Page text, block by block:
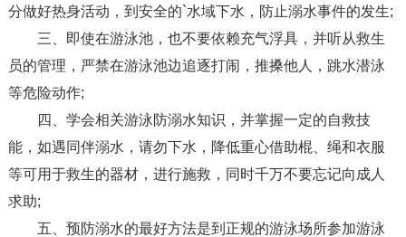
分做好热身活动，到安全的`水域下水，防止溺水事件的发生;
三、即使在游泳池，也不要依赖充气浮具，并听从救生
员的管理，严禁在游泳池边追逐打闹，推搡他人，跳水潜泳
等危险动作;
四、学会相关游泳防溺水知识，并掌握一定的自救技
能，如遇同伴溺水，请勿下水，降低重心借助棍、绳和衣服
等可用于救生的器材，进行施救，同时千万不要忘记向成人
求助;
五、预防溺水的最好方法是到正规的游泳场所参加游泳